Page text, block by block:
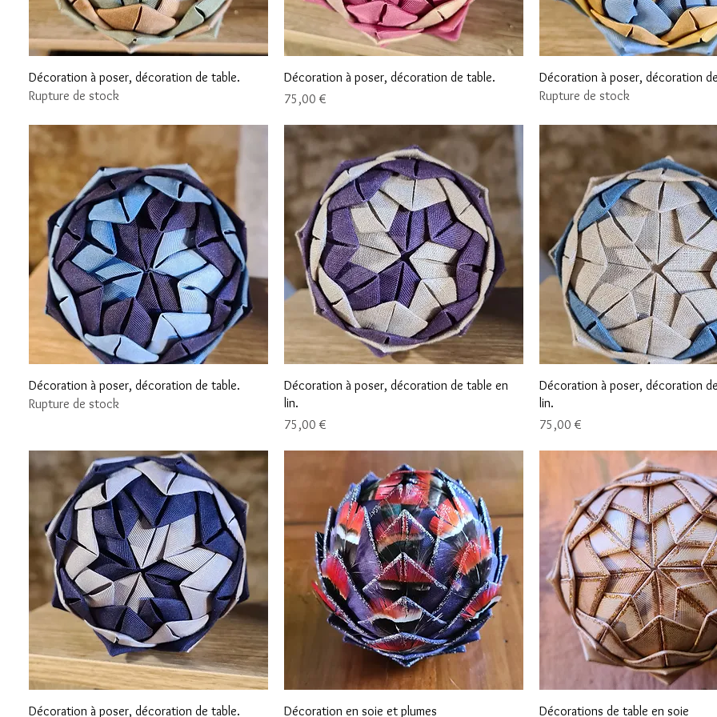
Aperçu rapide
Décoration à poser, décoration de table.
Rupture de stock
Aperçu rapide
Décoration à poser, décoration de table.
Prix
75,00 €
Aperçu rapide
Décoration à poser, décoration
Rupture de stock
Aperçu rapide
Décoration à poser, décoration de table.
Rupture de stock
Aperçu rapide
Décoration à poser, décoration de table en
lin.
Prix
75,00 €
Aperçu rapide
Décoration à poser, décoration
lin.
Prix
75,00 €
Aperçu rapide
Décoration à poser, décoration de table. Aperçu rapide
Décoration en soie et plumes Aperçu rapide
Décorations de table en soie